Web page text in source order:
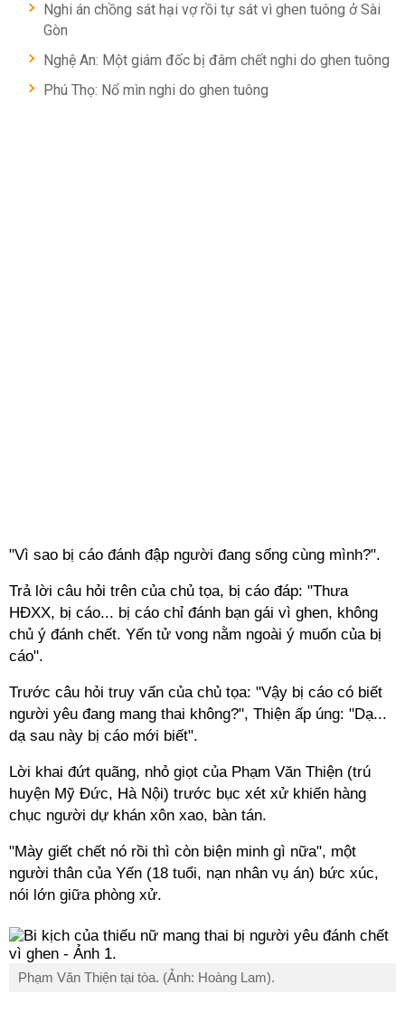
Nghi án chồng sát hại vợ rồi tự sát vì ghen tuông ở Sài
Gòn
Nghệ An: Một giám đốc bị đâm chết nghi do ghen tuông
Phú Thọ: Nổ mìn nghi do ghen tuông
"Vì sao bị cáo đánh đập người đang sống cùng mình?".
Trả lời câu hỏi trên của chủ tọa, bị cáo đáp: "Thưa
HĐXX, bị cáo... bị cáo chỉ đánh bạn gái vì ghen, không
chủ ý đánh chết. Yến tử vong nằm ngoài ý muốn của bị
cáo".
Trước câu hỏi truy vấn của chủ tọa: "Vậy bị cáo có biết
người yêu đang mang thai không?", Thiện ấp úng: "Dạ...
dạ sau này bị cáo mới biết".
Lời khai đứt quãng, nhỏ giọt của Phạm Văn Thiện (trú
huyện Mỹ Đức, Hà Nội) trước bục xét xử khiến hàng
chục người dự khán xôn xao, bàn tán.
"Mày giết chết nó rồi thì còn biện minh gì nữa", một
người thân của Yến (18 tuổi, nạn nhân vụ án) bức xúc,
nói lớn giữa phòng xử.
Phạm Văn Thiện tại tòa. (Ảnh: Hoàng Lam).